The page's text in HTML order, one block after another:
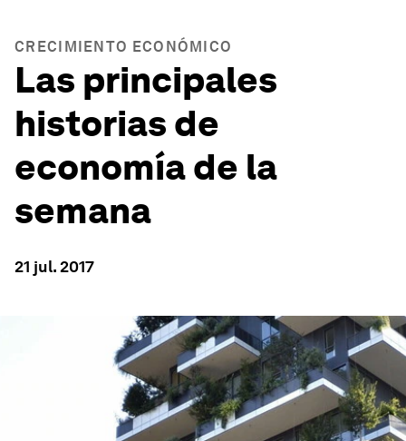
CRECIMIENTO ECONÓMICO
Las principales
historias de
economía de la
semana
21 jul. 2017